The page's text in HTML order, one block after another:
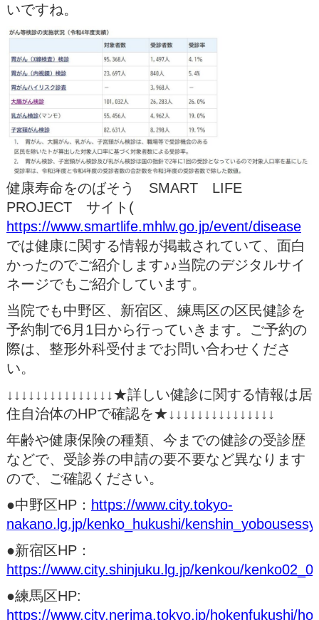
いですね。
健康寿命をのばそう SMART LIFE
PROJECT サイト(
https://www.smartlife.mhlw.go.jp/event/disease
では健康に関する情報が掲載されていて、面白
かったのでご紹介します♪♪当院のデジタルサイ
ネージでもご紹介しています。
当院でも中野区、新宿区、練馬区の区民健診を
予約制で6月1日から行っていきます。ご予約の
際は、整形外科受付までお問い合わせくださ
い。
↓↓↓↓↓↓↓↓↓↓↓↓↓↓↓★詳しい健診に関する情報は居
住自治体のHPで確認を★↓↓↓↓↓↓↓↓↓↓↓↓↓↓↓
年齢や健康保険の種類、今までの健診の受診歴
などで、受診券の申請の要不要など異なります
ので、ご確認ください。
●中野区HP： https://www.city.tokyo-
nakano.lg.jp/kenko_hukushi/
●新宿区HP：
https://www.city.shinjuku.lg.jp/kenkou/
●練馬区HP:
https://www.city.nerima.tokyo.jp/hokenfukushi/